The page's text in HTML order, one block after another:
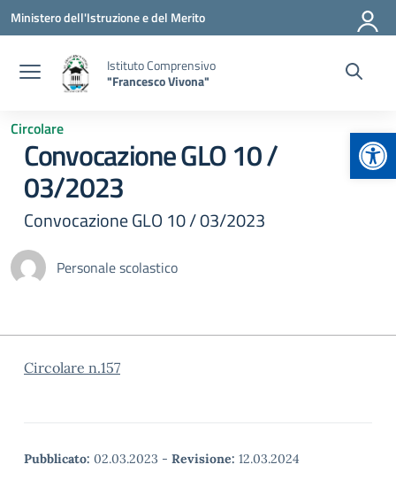
Vai ai contenuti
Vai al menu di navigazione
Vai al footer
Ministero dell'Istruzione e del Merito
Istituto Comprensivo
"Francesco Vivona"
Circolare
Convocazione GLO 10 /
03/2023
Convocazione GLO 10 / 03/2023
Personale scolastico
Circolare n.157
Pubblicato: 02.03.2023 - Revisione: 12.03.2024